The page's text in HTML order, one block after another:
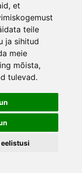
et
teile
ja sihitud
meie
mõista,
tulevad.
ID: 8332 Helista
aadressil